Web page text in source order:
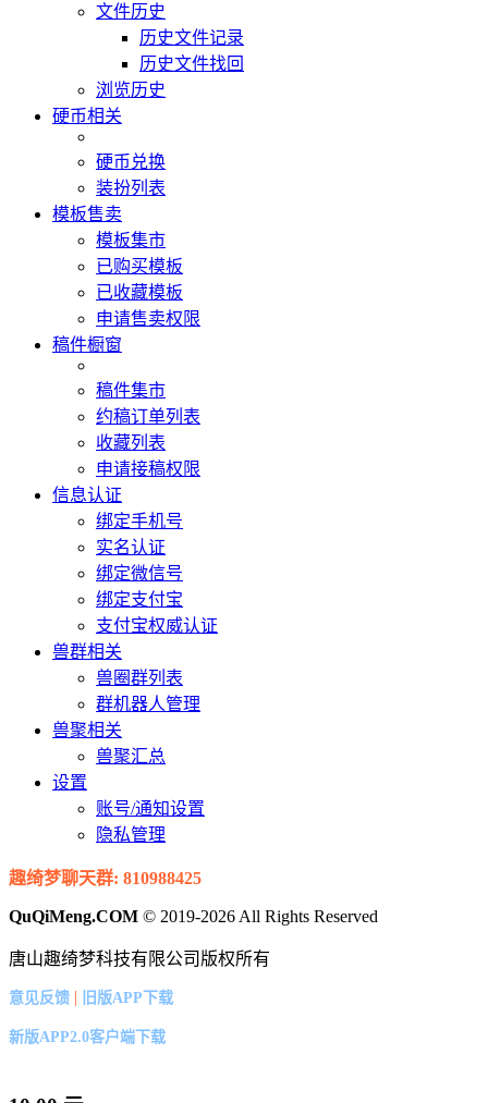
文件历史
历史文件记录
历史文件找回
浏览历史
硬币相关
硬币兑换
装扮列表
模板售卖
模板集市
已购买模板
已收藏模板
申请售卖权限
稿件橱窗
稿件集市
约稿订单列表
收藏列表
申请接稿权限
信息认证
绑定手机号
实名认证
绑定微信号
绑定支付宝
支付宝权威认证
兽群相关
兽圈群列表
群机器人管理
兽聚相关
兽聚汇总
设置
账号/通知设置
隐私管理
趣绮梦聊天群: 810988425
QuQiMeng.COM © 2019-2026 All Rights Reserved
唐山趣绮梦科技有限公司版权所有
意见反馈 | 旧版APP下载
新版APP2.0客户端下载